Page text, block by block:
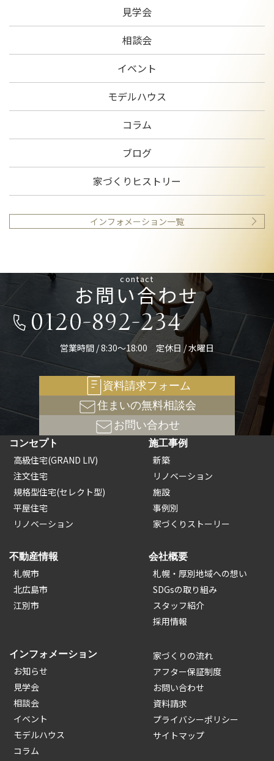
見学会
相談会
イベント
モデルハウス
コラム
ブログ
家づくりヒストリー
インフォメーション一覧
contact
お問い合わせ
0120-892-234
営業時間 / 8:30～18:00 定休日 / 水曜日
資料請求フォーム
住まいの無料相談会
お問い合わせ
コンセプト
高級住宅(GRAND LIV)
注文住宅
規格型住宅(セレクト型)
平屋住宅
リノベーション
施工事例
新築
リノベーション
施設
事例別
家づくりストーリー
不動産情報
札幌市
北広島市
江別市
会社概要
札幌・厚別地域への想い
SDGsの取り組み
スタッフ紹介
採用情報
インフォメーション
お知らせ
見学会
相談会
イベント
モデルハウス
コラム
家づくりの流れ
アフター保証制度
お問い合わせ
資料請求
プライバシーポリシー
サイトマップ